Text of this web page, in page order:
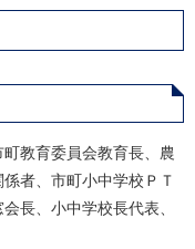
教育委員会教育長、農
者、市町小中学校ＰＴ
長、小中学校長代表、